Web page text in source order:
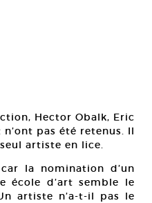
Hector Obalk, Eric
pas été retenus. Il
artiste en lice.
la nomination d’un
école d’art semble le
artiste n’a-t-il pas le